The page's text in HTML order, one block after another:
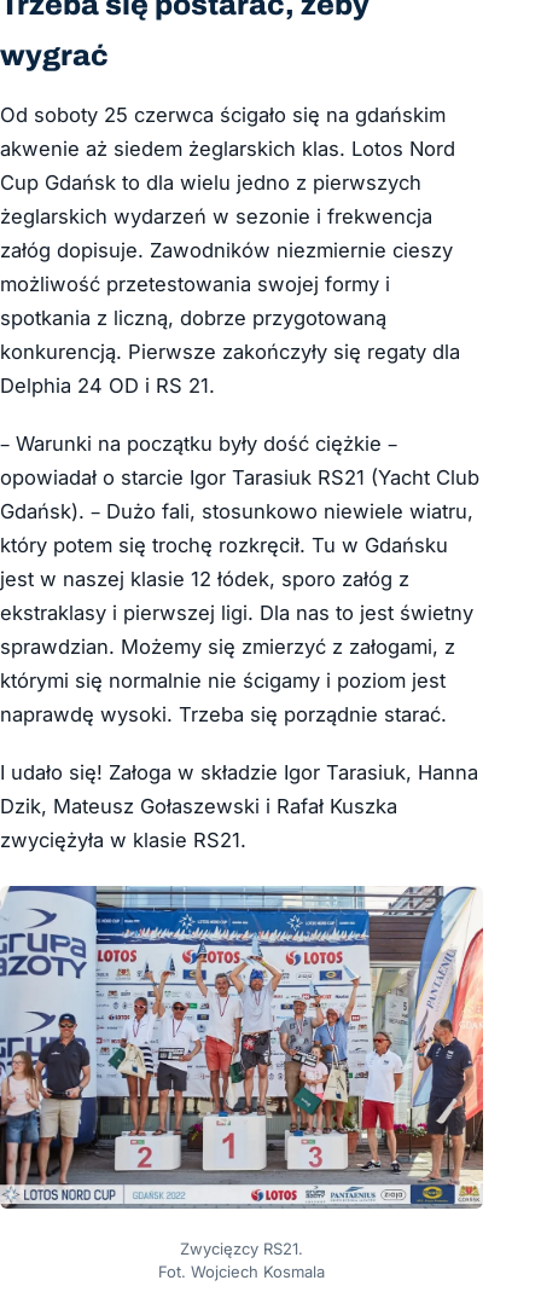
wygrać
Od soboty 25 czerwca ścigało się na gdańskim
akwenie aż siedem żeglarskich klas. Lotos Nord
Cup Gdańsk to dla wielu jedno z pierwszych
żeglarskich wydarzeń w sezonie i frekwencja
załóg dopisuje. Zawodników niezmiernie cieszy
możliwość przetestowania swojej formy i
spotkania z liczną, dobrze przygotowaną
konkurencją. Pierwsze zakończyły się regaty dla
Delphia 24 OD i RS 21.
– Warunki na początku były dość ciężkie –
opowiadał o starcie Igor Tarasiuk RS21 (Yacht Club
Gdańsk). – Dużo fali, stosunkowo niewiele wiatru,
który potem się trochę rozkręcił. Tu w Gdańsku
jest w naszej klasie 12 łódek, sporo załóg z
ekstraklasy i pierwszej ligi. Dla nas to jest świetny
sprawdzian. Możemy się zmierzyć z załogami, z
którymi się normalnie nie ścigamy i poziom jest
naprawdę wysoki. Trzeba się porządnie starać.
I udało się! Załoga w składzie Igor Tarasiuk, Hanna
Dzik, Mateusz Gołaszewski i Rafał Kuszka
zwyciężyła w klasie RS21.
Zwycięzcy RS21.
Fot. Wojciech Kosmala